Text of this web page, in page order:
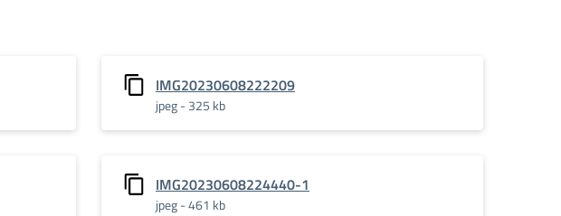
IMG20230608222209
jpeg - 325 kb
IMG20230608224440-1
jpeg - 461 kb